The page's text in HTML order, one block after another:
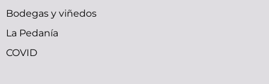
Bodegas y viñedos
La Pedanía
COVID